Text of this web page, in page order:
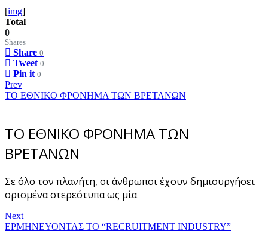
[img]
Total
0
Shares
Share 0
Tweet 0
Pin it 0
Prev
ΤΟ ΕΘΝΙΚΟ ΦΡΟΝΗΜΑ ΤΩΝ ΒΡΕΤΑΝΩΝ
ΤΟ ΕΘΝΙΚΟ ΦΡΟΝΗΜΑ ΤΩΝ
ΒΡΕΤΑΝΩΝ
Σε όλο τον πλανήτη, οι άνθρωποι έχουν δημιουργήσει
ορισμένα στερεότυπα ως μία
Next
ΕΡΜΗΝΕΥΟΝΤΑΣ ΤΟ “RECRUITMENT INDUSTRY”